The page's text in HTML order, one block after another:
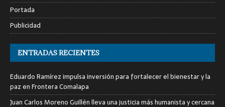
Portada
Publicidad
ENTRADAS RECIENTES
Eduardo Ramírez impulsa inversión para fortalecer el bienestar y la
paz en Frontera Comalapa
Juan Carlos Moreno Guillén lleva una justicia más humanista y cercana